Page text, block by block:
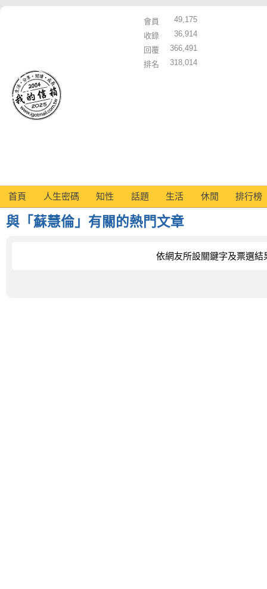
會員
49,175
收錄
36,914
回覆
366,491
排名
318,014
首頁 人生密碼 知性 話題 生活 休閒 排行榜
與「蘇慧倫」有關的熱門文章
依網友所設關鍵字及票選結